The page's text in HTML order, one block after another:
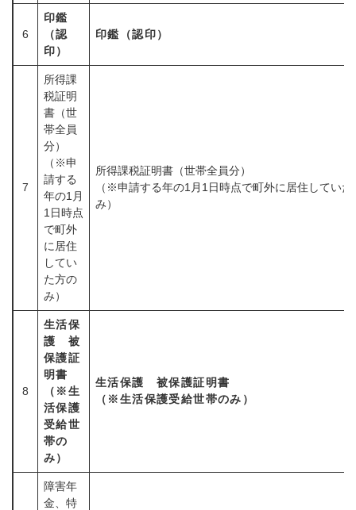
6
印鑑
（認
印）
印鑑（認印）
7
所得課
税証明
書（世
帯全員
分）
（※申
請する
年の1月
1日時点
で町外
に居住
してい
た方の
み）
所得課税証明書（世帯全員分）
（※申請する年の1月1日時点で町外に居住していた
み）
8
生活保
護 被
保護証
明書
（※生
活保護
受給世
帯の
み）
生活保護 被保護証明書
（※生活保護受給世帯のみ）
障害年
金、特